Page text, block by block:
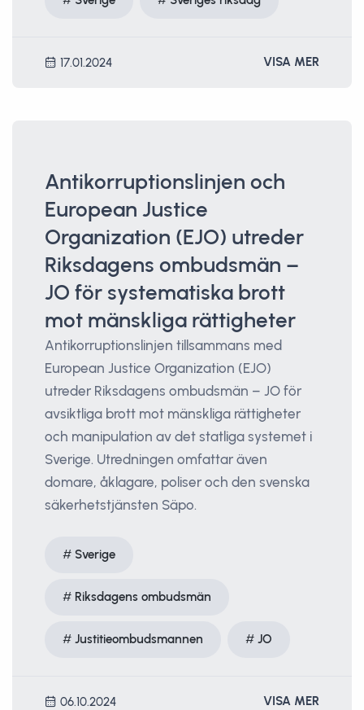
17.01.2024 VISA MER
Antikorruptionslinjen och
European Justice
Organization (EJO) utreder
Riksdagens ombudsmän –
JO för systematiska brott
mot mänskliga rättigheter
Antikorruptionslinjen tillsammans med
European Justice Organization (EJO)
utreder Riksdagens ombudsmän – JO för
avsiktliga brott mot mänskliga rättigheter
och manipulation av det statliga systemet i
Sverige. Utredningen omfattar även
domare, åklagare, poliser och den svenska
säkerhetstjänsten Säpo.
Sverige
Riksdagens ombudsmän
Justitieombudsmannen JO
06.10.2024 VISA MER